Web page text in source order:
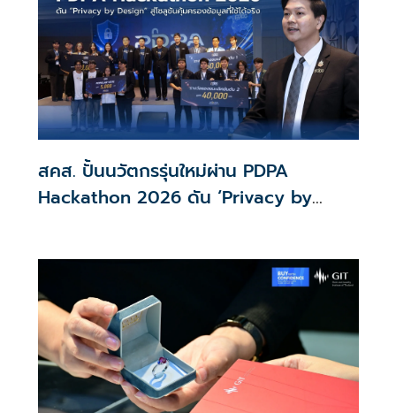
สคส. ปั้นนวัตกรรุ่นใหม่ผ่าน PDPA
Hackathon 2026 ดัน ‘Privacy by